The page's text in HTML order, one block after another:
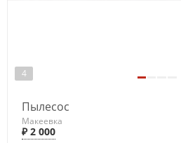
4
Пылесос
Макеевка
₽ 2 000